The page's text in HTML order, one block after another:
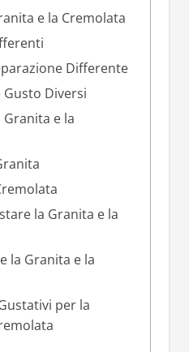
e la Cremolata
Differente
Gusto Diversi
e la
la Granita e la
la Granita e la
per la